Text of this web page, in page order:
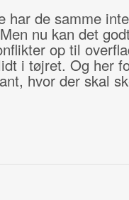
har de samme
nu kan det
op til
i tøjret. Og her
hvor der skal